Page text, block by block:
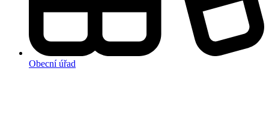
Obecní úřad